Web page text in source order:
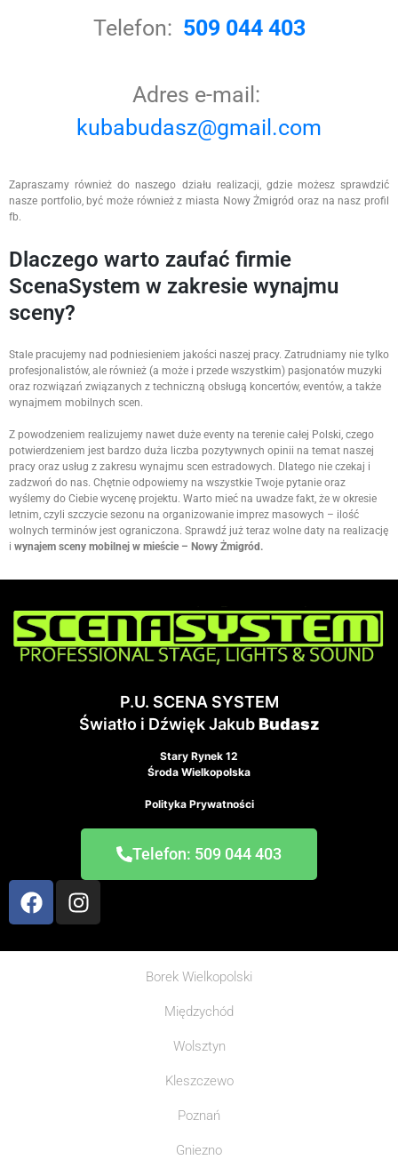
Telefon: 509 044 403
Adres e-mail:
kubabudasz@gmail.com
Zapraszamy również do naszego działu realizacji, gdzie możesz sprawdzić
nasze portfolio, być może również z miasta Nowy Żmigród oraz na nasz profil
fb.
Dlaczego warto zaufać firmie
ScenaSystem w zakresie wynajmu
sceny?
Stale pracujemy nad podniesieniem jakości naszej pracy. Zatrudniamy nie tylko
profesjonalistów, ale również (a może i przede wszystkim) pasjonatów muzyki
oraz rozwiązań związanych z techniczną obsługą koncertów, eventów, a także
wynajmem mobilnych scen.
Z powodzeniem realizujemy nawet duże eventy na terenie całej Polski, czego
potwierdzeniem jest bardzo duża liczba pozytywnych opinii na temat naszej
pracy oraz usług z zakresu wynajmu scen estradowych. Dlatego nie czekaj i
zadzwoń do nas. Chętnie odpowiemy na wszystkie Twoje pytanie oraz
wyślemy do Ciebie wycenę projektu. Warto mieć na uwadze fakt, że w okresie
letnim, czyli szczycie sezonu na organizowanie imprez masowych – ilość
wolnych terminów jest ograniczona. Sprawdź już teraz wolne daty na realizację
i wynajem sceny mobilnej w mieście – Nowy Żmigród.
P.U. SCENA SYSTEM
Światło i Dźwięk JakubBudasz
Stary Rynek 12
Środa Wielkopolska
Polityka Prywatności
Telefon: 509 044 403
Borek Wielkopolski
Międzychód
Wolsztyn
Kleszczewo
Poznań
Gniezno